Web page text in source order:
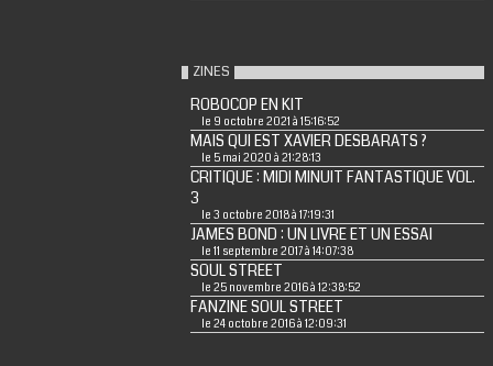
ZINES
ROBOCOP EN KIT
le 9 octobre 2021 à 15:16:52
MAIS QUI EST XAVIER DESBARATS ?
le 5 mai 2020 à 21:28:13
CRITIQUE : MIDI MINUIT FANTASTIQUE VOL.
3
le 3 octobre 2018 à 17:19:31
JAMES BOND : UN LIVRE ET UN ESSAI
le 11 septembre 2017 à 14:07:38
SOUL STREET
le 25 novembre 2016 à 12:38:52
FANZINE SOUL STREET
le 24 octobre 2016 à 12:09:31